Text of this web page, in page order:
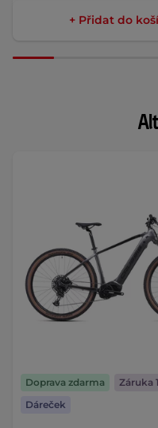
+ Přidat do
Doprava zdarma
Záruka
Dáreček